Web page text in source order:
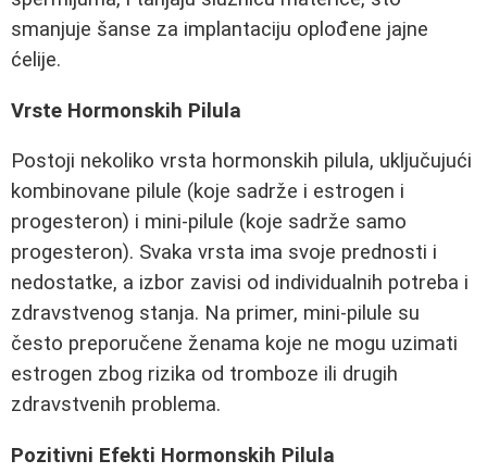
smanjuje šanse za implantaciju oplođene jajne
ćelije.
Vrste Hormonskih Pilula
Postoji nekoliko vrsta hormonskih pilula, uključujući
kombinovane pilule (koje sadrže i estrogen i
progesteron) i mini-pilule (koje sadrže samo
progesteron). Svaka vrsta ima svoje prednosti i
nedostatke, a izbor zavisi od individualnih potreba i
zdravstvenog stanja. Na primer, mini-pilule su
često preporučene ženama koje ne mogu uzimati
estrogen zbog rizika od tromboze ili drugih
zdravstvenih problema.
Pozitivni Efekti Hormonskih Pilula